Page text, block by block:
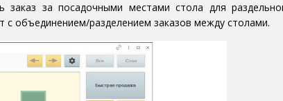
заказ за посадочными местами стола для
с объединением/разделением заказов между столами.